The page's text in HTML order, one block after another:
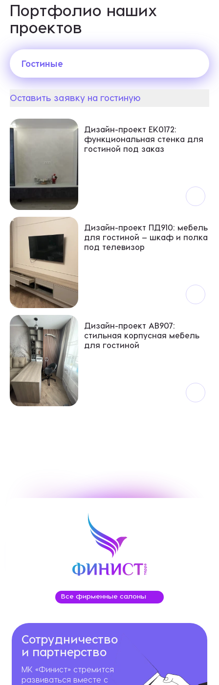
Портфолио наших
проектов
Гостиные
Гостиные
Оставить заявку на гостиную
Дизайн-проект EK0172:
функциональная стенка для
гостиной под заказ
Дизайн-проект ПД910: мебель
для гостиной — шкаф и полка
под телевизор
Дизайн-проект АВ907:
стильная корпусная мебель
для гостиной
Все фирменные салоны
Сотрудничество
и партнерство
МК «Финист» стремится
развиваться вместе с